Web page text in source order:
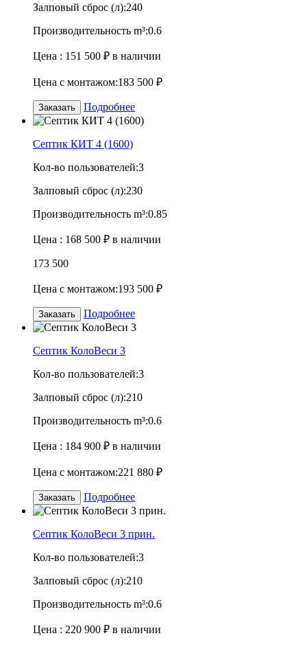
Залповый сброс (л):240
Производительность m³:0.6
Цена : 151 500 ₽ в наличии
Цена с монтажом:183 500 ₽
Заказать Подробнее
Септик КИТ 4 (1600)
Кол-во пользователей:3
Залповый сброс (л):230
Производительность m³:0.85
Цена : 168 500 ₽ в наличии
173 500
Цена с монтажом:193 500 ₽
Заказать Подробнее
Септик КолоВеси 3
Кол-во пользователей:3
Залповый сброс (л):210
Производительность m³:0.6
Цена : 184 900 ₽ в наличии
Цена с монтажом:221 880 ₽
Заказать Подробнее
Септик КолоВеси 3 прин.
Кол-во пользователей:3
Залповый сброс (л):210
Производительность m³:0.6
Цена : 220 900 ₽ в наличии